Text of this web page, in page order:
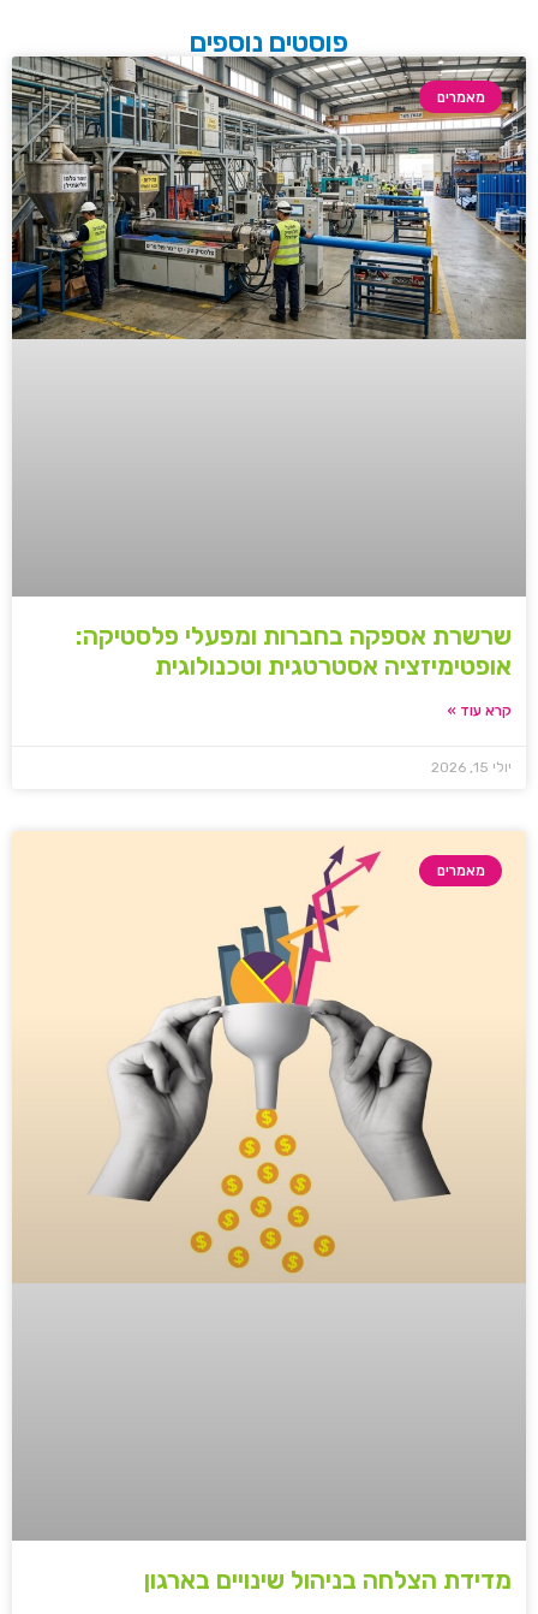
פוסטים נוספים
מאמרים
שרשרת אספקה בחברות ומפעלי פלסטיקה:
אופטימיזציה אסטרטגית וטכנולוגית
קרא עוד »
יולי 15, 2026
מאמרים
מדידת הצלחה בניהול שינויים בארגון